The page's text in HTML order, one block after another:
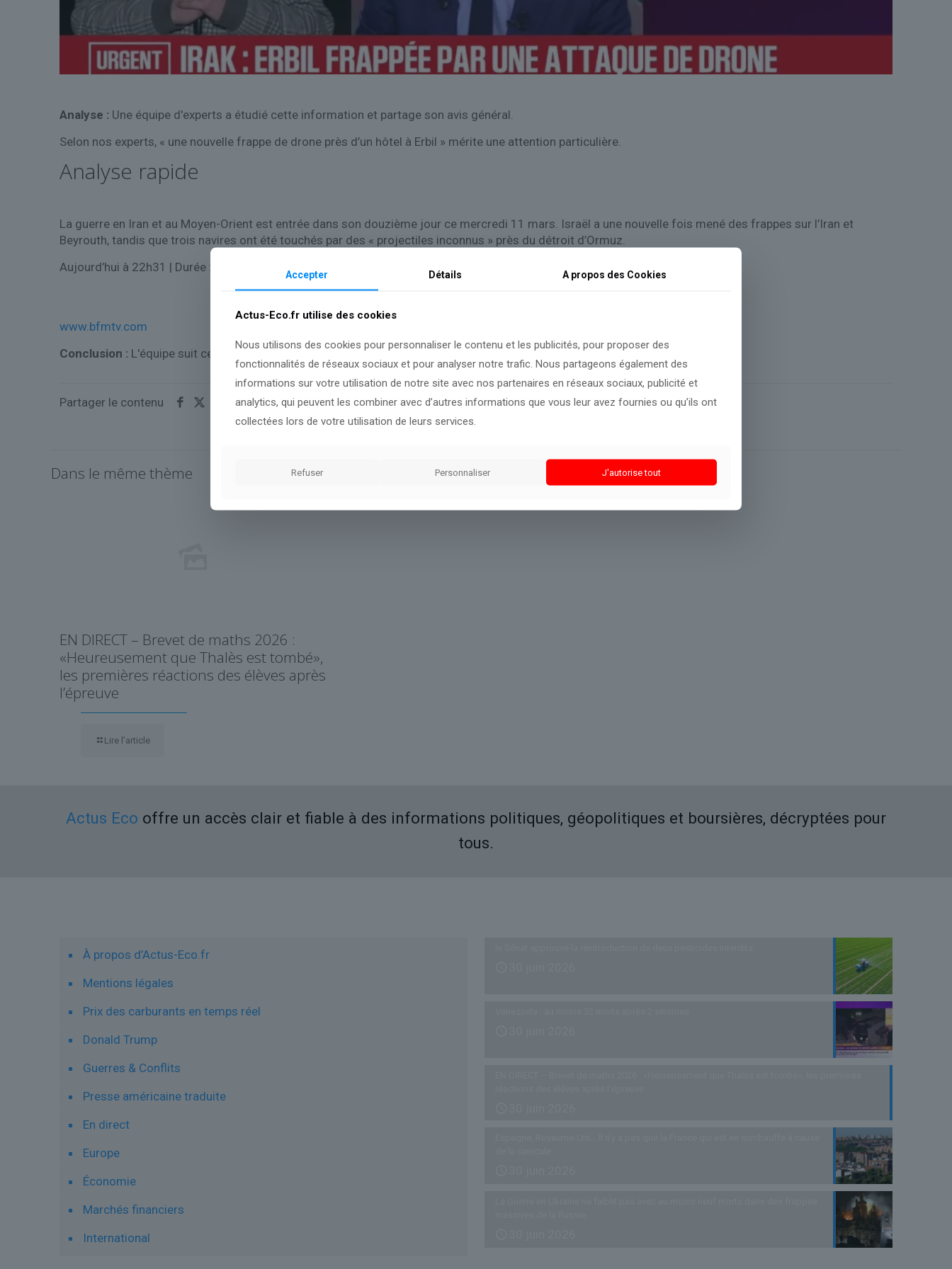
Analyse : Une équipe d'experts a étudié cette information et partage son avis général.
Selon nos experts, « une nouvelle frappe de drone près d’un hôtel à Erbil » mérite une attention particulière.
Analyse rapide
La guerre en Iran et au Moyen-Orient est entrée dans son douzième jour ce mercredi 11 mars. Israël a une nouvelle fois mené des frappes sur l’Iran et
Beyrouth, tandis que trois navires ont été touchés par des « projectiles inconnus » près du détroit d’Ormuz.
Aujourd’hui à 22h31 | Durée : 1:31
www.bfmtv.com
Conclusion : L'équipe suit cette actualité de près pour mieux vous informer.
Partager le contenu
Dans le même thème
EN DIRECT – Brevet de maths 2026 :
«Heureusement que Thalès est tombé»,
les premières réactions des élèves après
l’épreuve
Lire l’article
Actus Eco offre un accès clair et fiable à des informations politiques, géopolitiques et boursières, décryptées pour
tous.
À propos d’Actus-Eco.fr
Mentions légales
Prix des carburants en temps réel
Donald Trump
Guerres & Conflits
Presse américaine traduite
En direct
Europe
Économie
Marchés financiers
International
Accepter Détails A propos des Cookies
Actus-Eco.fr utilise des cookies
Nous utilisons des cookies pour personnaliser le contenu et les publicités, pour proposer des
fonctionnalités de réseaux sociaux et pour analyser notre trafic. Nous partageons également des
informations sur votre utilisation de notre site avec nos partenaires en réseaux sociaux, publicité et
analytics, qui peuvent les combiner avec d’autres informations que vous leur avez fournies ou qu’ils ont
collectées lors de votre utilisation de leurs services.
Refuser Personnaliser J'autorise tout